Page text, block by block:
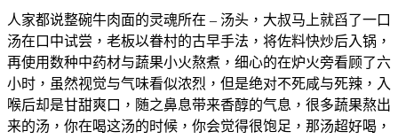
人家都说整碗牛肉面的灵魂所在 – 汤头，大叔马上就舀了一口
汤在口中试尝，老板以眷村的古早手法，将佐料快炒后入锅，
再使用数种中药材与蔬果小火熬煮，细心的在炉火旁看顾了六
小时，虽然视觉与气味看似浓烈，但是绝对不死咸与死辣，入
喉后却是甘甜爽口，随之鼻息带来香醇的气息，很多蔬果熬出
来的汤，你在喝这汤的时候，你会觉得很饱足，那汤超好喝，